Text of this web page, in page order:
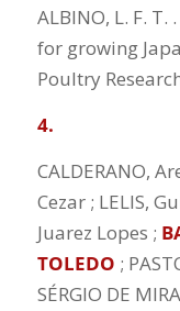
ALBINO, L. F.
for growing
Poultry
4.
CALDERANO,
Cezar ; LELIS,
Juarez Lopes ;
TOLEDO ;
SÉRGIO DE